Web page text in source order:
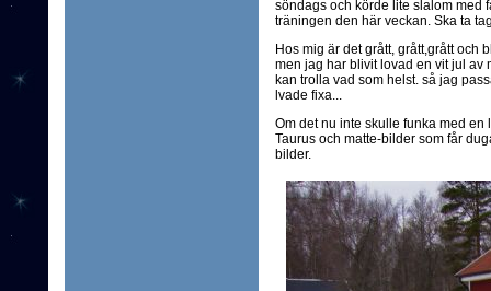
söndags och körde lite slalom med
träningen den här veckan. Ska ta
Hos mig är det grått, grått,grått och
men jag har blivit lovad en vit jul av
kan trolla vad som helst. så jag
lvade fixa...
Om det nu inte skulle funka med
Taurus och matte-bilder som får
bilder.